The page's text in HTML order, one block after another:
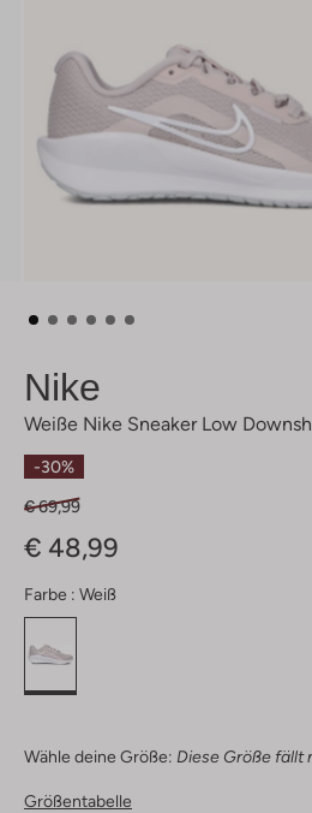
Nike
Weiße Nike Sneaker Low
-30%
€ 69,99
€ 48,99
Farbe : Weiß
Wähle deine Größe: Diese Größe fällt
Größentabelle